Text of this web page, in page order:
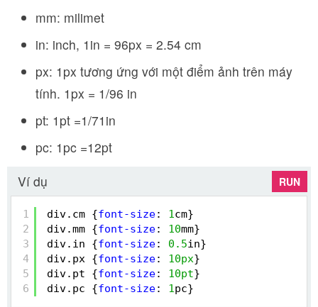
mm: milimet
in: inch, 1in = 96px = 2.54 cm
px: 1px tương ứng với một điểm ảnh trên máy
tính. 1px = 1/96 in
pt: 1pt =1/71in
pc: 1pc =12pt
Ví dụ
RUN
1
2
3
4
5
6
div.cm {font-size: 1cm}
div.mm {font-size: 10mm}
div.in {font-size: 0.5in}
div.px {font-size: 10px}
div.pt {font-size: 10pt}
div.pc {font-size: 1pc}